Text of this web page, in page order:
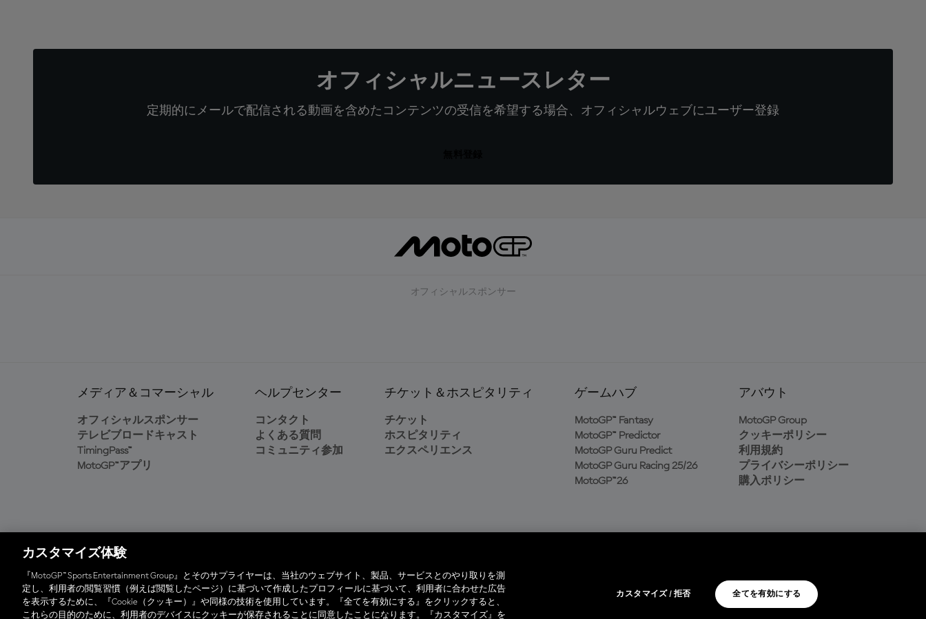
オフィシャルニュースレター
定期的にメールで配信される動画を含めたコンテンツの受信を希望する場合、オフィシャルウェブにユーザー登録
オフィシャルスポンサー
メディア＆コマーシャル
オフィシャルスポンサー
テレビブロードキャスト
TimingPass™
MotoGP™アプリ
ヘルプセンター
コンタクト
よくある質問
コミュニティ参加
チケット＆ホスピタリティ
チケット
ホスピタリティ
エクスペリエンス
ゲームハブ
MotoGP™ Fantasy
MotoGP™ Predictor
MotoGP Guru Predict
MotoGP Guru Racing 25/26
MotoGP™26
アバウト
MotoGP Group
クッキーポリシー
利用規約
プライバシーポリシー
購入ポリシー
オフィシャルアプリ
© 2026 MotoGP Sports Entertainment Group. 全著作権所有。全ての商標はそれぞれの所有者に帰属。
カスタマイズ体験
『MotoGP™ Sports Entertainment Group』とそのサプライヤーは、当社のウェブサイト、製品、サービスとのやり取りを測
定し、利用者の閲覧習慣（例えば閲覧したページ）に基づいて作成したプロフィールに基づいて、利用者に合わせた広告
を表示するために、『Cookie（クッキー）』や同様の技術を使用しています。『全てを有効にする』をクリックすると、
これらの目的のために、利用者のデバイスにクッキーが保存されることに同意したことになります。『カスタマイズ』を
カスタマイズ / 拒否 全てを有効にする